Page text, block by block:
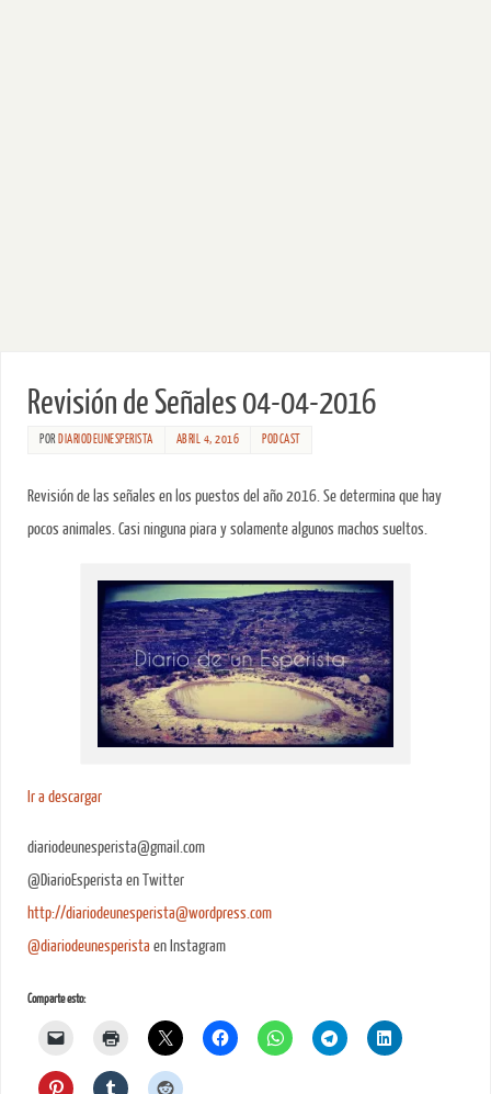
Revisión de Señales 04-04-2016
POR DIARIODEUNESPERISTA ABRIL 4, 2016 PODCAST
Revisión de las señales en los puestos del año 2016. Se determina que hay
pocos animales. Casi ninguna piara y solamente algunos machos sueltos.
Ir a descargar
diariodeunesperista@gmail.com
@DiarioEsperista en Twitter
http://diariodeunesperista@wordpress.com
@diariodeunesperista en Instagram
Comparte esto: